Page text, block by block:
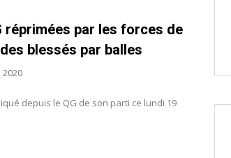
réprimées par les forces de
blessés par balles
2020
depuis le QG de son parti ce lundi 19